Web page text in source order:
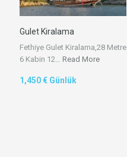
Gulet Kiralama
Fethiye Gulet Kiralama,28 Metre
6 Kabin 12… Read More
1,450 € Günlük